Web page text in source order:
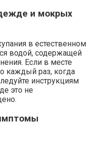
и мокрых
в естественном
водой, содержащей
Если в месте
каждый раз, когда
инструкциям
это не